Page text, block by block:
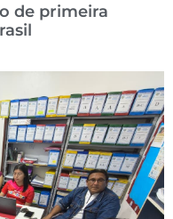
de primeira